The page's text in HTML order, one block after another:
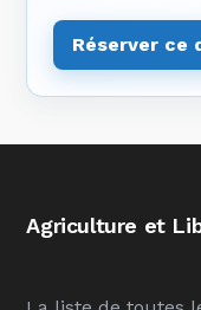
Réserver ce
Agriculture et